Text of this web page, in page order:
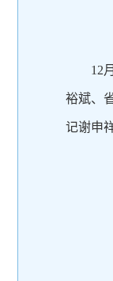
12
裕斌、
记谢申